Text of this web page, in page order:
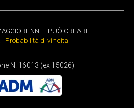
E PUÒ CREARE
| Probabilità di vincita
N. 16013 (ex 15026)